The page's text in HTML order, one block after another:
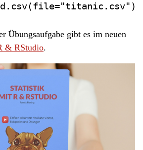
(file="titanic.csv" )
Übungsaufgabe gibt es im neuen
& RStudio.